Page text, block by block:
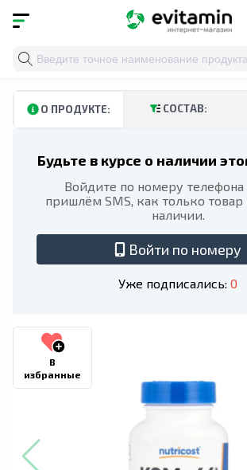
Главная Травы и
О ПРОДУКТЕ: СОСТАВ:
Будьте в курсе о наличии
Войдите по номеру
пришлём SMS, как только товар
наличии.
Войти по номеру
Уже подписались: 0
В
избранные